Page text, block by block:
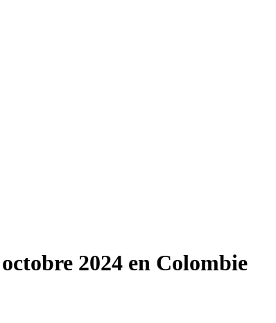
2024 en Colombie